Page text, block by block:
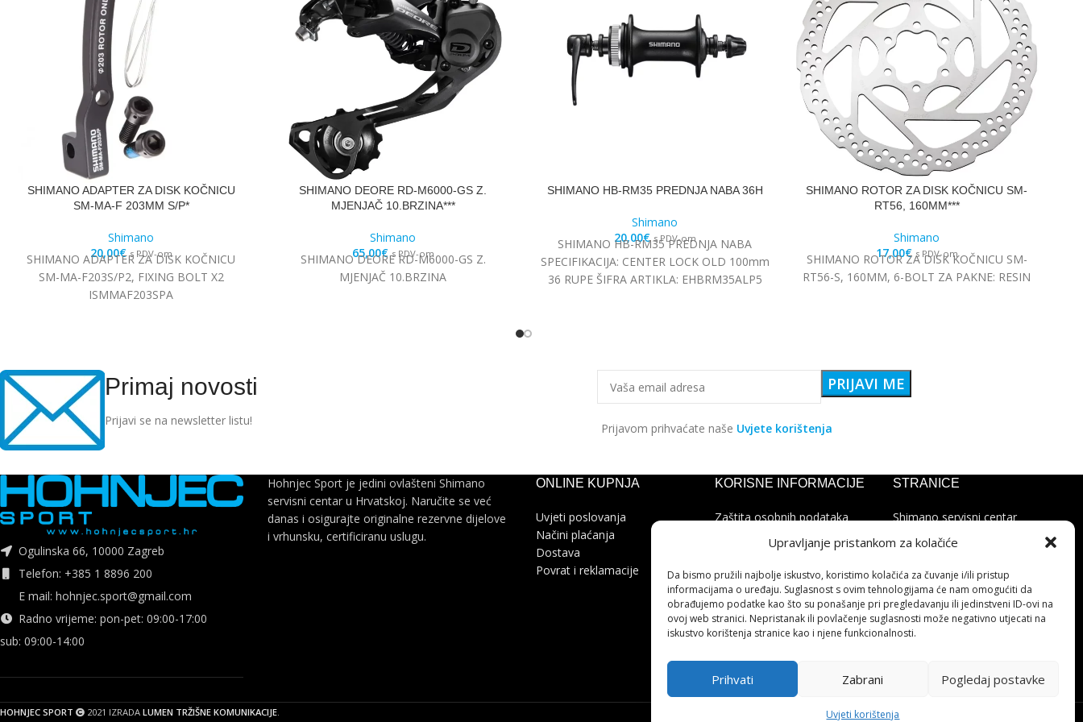
Upravljanje pristankom za kolačiće
Da bismo pružili najbolje iskustvo, koristimo kolačića za čuvanje i/ili pristup
informacijama o uređaju. Suglasnost s ovim tehnologijama će nam omogućiti da
obrađujemo podatke kao što su ponašanje pri pregledavanju ili jedinstveni ID-ovi na
ovoj web stranici. Nepristanak ili povlačenje suglasnosti može negativno utjecati na
iskustvo korištenja stranice kao i njene funkcionalnosti.
Prihvati Zabrani Pogledaj postavke
Uvjeti korištenja
SHIMANO ADAPTER ZA DISK KOČNICU
SM-MA-F 203MM S/P*
Shimano
20,00€ s PDV-om
SHIMANO ADAPTER ZA DISK KOČNICU
SM-MA-F203S/P2, FIXING BOLT X2
ISMMAF203SPA
SHIMANO DEORE RD-M6000-GS Z.
MJENJAČ 10.BRZINA***
Shimano
65,00€ s PDV-om
SHIMANO DEORE RD-M6000-GS Z.
MJENJAČ 10.BRZINA
SHIMANO HB-RM35 PREDNJA NABA 36H
Shimano
20,00€ s PDV-om
SHIMANO HB-RM35 PREDNJA NABA
SPECIFIKACIJA: CENTER LOCK OLD 100mm
36 RUPE ŠIFRA ARTIKLA: EHBRM35ALP5
SHIMANO ROTOR ZA DISK KOČNICU SM-
RT56, 160MM***
Shimano
17,00€ s PDV-om
SHIMANO ROTOR ZA DISK KOČNICU SM-
RT56-S, 160MM, 6-BOLT ZA PAKNE: RESIN
Primaj novosti
Prijavi se na newsletter listu!
Prijavom prihvaćate naše Uvjete korištenja
Ogulinska 66, 10000 Zagreb
Telefon: +385 1 8896 200
E mail: hohnjec.sport@gmail.com
Radno vrijeme: pon-pet: 09:00-17:00
sub: 09:00-14:00
Hohnjec Sport je jedini ovlašteni Shimano
servisni centar u Hrvatskoj. Naručite se već
danas i osigurajte originalne rezervne dijelove
i vrhunsku, certificiranu uslugu.
ONLINE KUPNJA
Uvjeti poslovanja
Načini plaćanja
Dostava
Povrat i reklamacije
KORISNE INFORMACIJE
Zaštita osobnih podataka
Pohvale i prigovori
Platforma za online
rješavanje sporova
STRANICE
Shimano servisni centar
Kontakt
Cjenik servisa
HOHNJEC SPORT 2021 IZRADA LUMEN TRŽIŠNE KOMUNIKACIJE.